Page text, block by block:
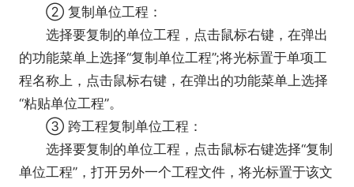
② 复制单位工程：
选择要复制的单位工程，点击鼠标右键，在弹出
的功能菜单上选择“复制单位工程”;将光标置于单项工
程名称上，点击鼠标右键，在弹出的功能菜单上选择
“粘贴单位工程”。
③ 跨工程复制单位工程：
选择要复制的单位工程，点击鼠标右键选择“复制
单位工程”，打开另外一个工程文件，将光标置于该文